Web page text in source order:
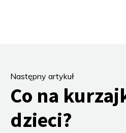
Następny artykuł
Co na
dzieci?